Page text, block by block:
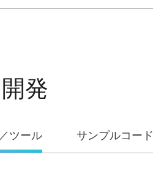
発
ツール サンプルコード